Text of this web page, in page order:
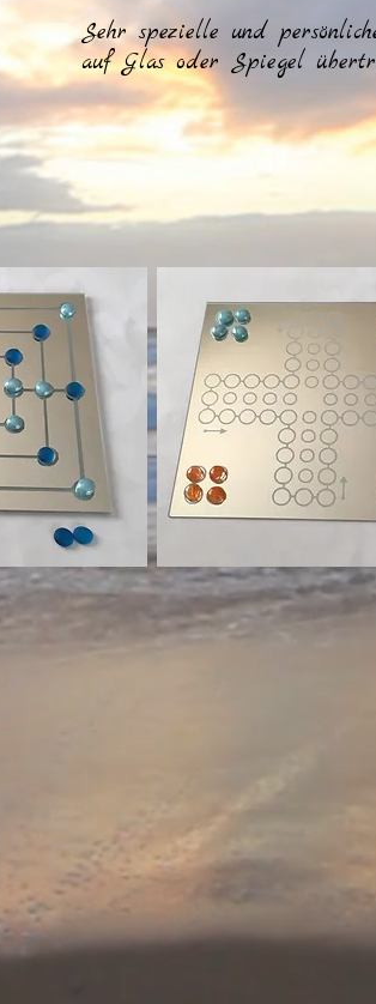
Sehr spezielle und
auf Glas oder Spiegel